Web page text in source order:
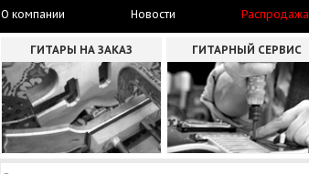
О компании Новости Распродажа
ГИТАРЫ НА ЗАКАЗ ГИТАРНЫЙ СЕРВИС